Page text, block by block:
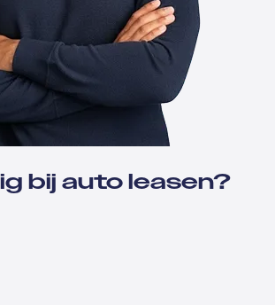
bij auto leasen?